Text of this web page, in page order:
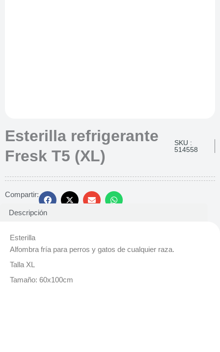
Esterilla refrigerante
Fresk T5 (XL)
SKU :
514558
Compartir:
Descripción
Esterilla
Alfombra fría para perros y gatos de cualquier raza.
Talla XL
Tamaño: 60x100cm